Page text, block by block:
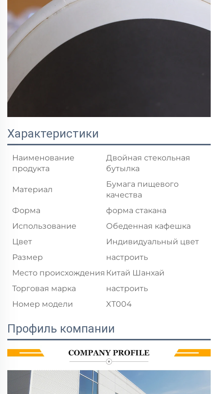
Характеристики
Наименование
продукта
Двойная стекольная
бутылка
Материал
Бумага пищевого
качества
Форма
форма стакана
Использование
Обеденная кафешка
Цвет
Индивидуальный цвет
Размер
настроить
Место происхождения Китай Шанхай
Торговая марка
настроить
Номер модели
XT004
Профиль компании